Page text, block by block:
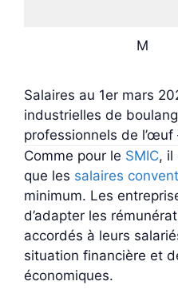
M
Salaires au 1er mars
industrielles de
professionnels de
Comme pour le SMIC, il
que les salaires
minimum. Les
d’adapter les
accordés à leurs
situation financière et
économiques.